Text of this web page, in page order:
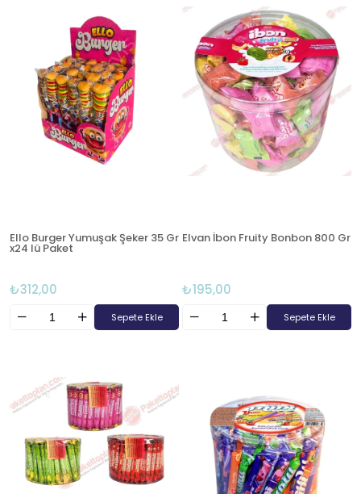
Ello Burger Yumuşak Şeker 35 Gr
x24 lü Paket
₺312,00
Sepete Ekle
Elvan İbon Fruity Bonbon 800 Gr
₺195,00
Sepete Ekle